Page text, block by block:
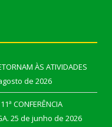
ÀS ATIVIDADES
de 2026
CONFERÊNCIA
25 de junho de 2026